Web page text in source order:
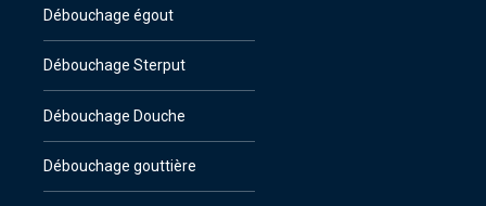
Débouchage égout
Débouchage Sterput
Débouchage Douche
Débouchage gouttière